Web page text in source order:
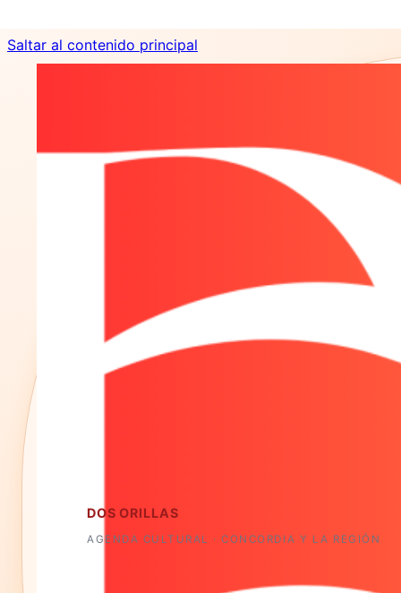
Saltar al contenido principal
DOS ORILLAS
AGENDA CULTURAL · CONCORDIA Y LA REGIÓN